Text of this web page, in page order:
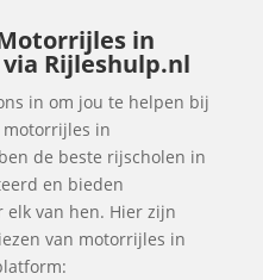
in
Rijleshulp.nl
in om jou te helpen bij
in
de beste rijscholen in
en bieden
van hen. Hier zijn
van motorrijles in